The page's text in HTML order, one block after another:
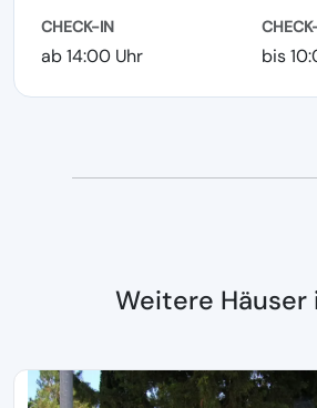
CHECK-IN
ab 14:00 Uhr bis
Weitere Häuser